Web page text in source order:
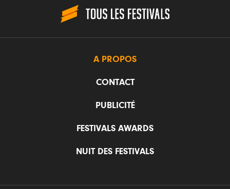
A PROPOS
CONTACT
PUBLICITÉ
FESTIVALS AWARDS
NUIT DES FESTIVALS